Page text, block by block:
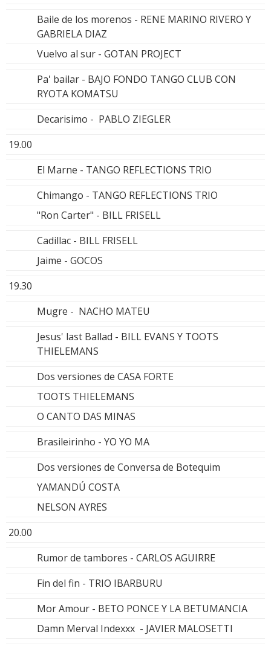
Baile de los morenos - RENE MARINO RIVERO Y
GABRIELA DIAZ
Vuelvo al sur - GOTAN PROJECT
Pa' bailar - BAJO FONDO TANGO CLUB CON
RYOTA KOMATSU
Decarisimo - PABLO ZIEGLER
19.00
El Marne - TANGO REFLECTIONS TRIO
Chimango - TANGO REFLECTIONS TRIO
"Ron Carter" - BILL FRISELL
Cadillac - BILL FRISELL
Jaime - GOCOS
19.30
Mugre - NACHO MATEU
Jesus' last Ballad - BILL EVANS Y TOOTS
THIELEMANS
Dos versiones de CASA FORTE
TOOTS THIELEMANS
O CANTO DAS MINAS
Brasileirinho - YO YO MA
Dos versiones de Conversa de Botequim
YAMANDÚ COSTA
NELSON AYRES
20.00
Rumor de tambores - CARLOS AGUIRRE
Fin del fin - TRIO IBARBURU
Mor Amour - BETO PONCE Y LA BETUMANCIA
Damn Merval Indexxx - JAVIER MALOSETTI